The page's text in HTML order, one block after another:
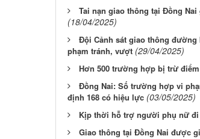
Tai nạn giao thông tại Đồng
(18/04/2025)
Đội Cảnh sát giao thông
phạm tránh, vượt (29/04/2025)
Hơn 500 trường hợp bị trừ
Đồng Nai: Số trường hợp vi
định 168 có hiệu lực (03/05/2025)
Kịp thời hỗ trợ người phụ nữ đi
Giao thông tại Đồng Nai được